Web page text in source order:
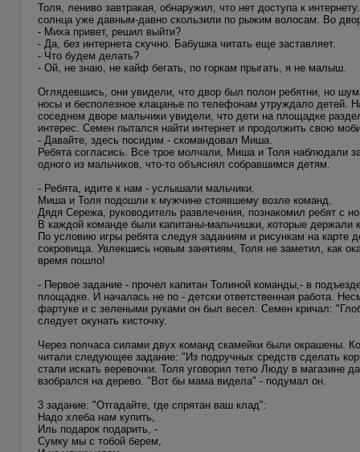
Толя, лениво завтракая, обнаружил, что нет доступа к
солнца уже давным-давно скользили по рыжим волосам. Во
- Миха привет, решил выйти?
- Да, без интернета скучно. Бабушка читать еще заставляет.
- Что будем делать?
- Ой, не знаю, не кайф бегать, по горкам прыгать, я не малыш.
Оглядевшись, они увидели, что двор был полон ребятни, но
носы и бесполезное клацанье по телефонам утруждало
соседнем дворе мальчики увидели, что дети на площадке
интерес. Семен пытался найти интернет и продолжить свою
- Давайте, здесь посидим - скомандовал Миша.
Ребята согласись. Все трое молчали, Миша и Толя наблюдали
одного из мальчиков, что-то объяснял собравшимся детям.
- Ребята, идите к нам - услышали мальчики.
Миша и Толя подошли к мужчине стоявшему возле команд.
Дядя Сережа, руководитель развлечения, познакомил ребят с
В каждой команде были капитаны-мальчишки, которые
По условию игры ребята следуя заданиям и рисункам на
сокровища. Увлекшись новым занятиям, Толя не заметил, как
время пошло!
- Первое задание - прочел капитан Толиной команды,- в
площадке. И началась не по - детски ответственная работа.
фартуке и с зелеными руками он был весел. Семен кричал:
следует окунать кисточку.
Через полчаса силами двух команд скамейки были окрашены.
читали следующее задание: "Из подручных средств сделать
стали искать веревочки. Толя уговорил тетю Люду в магазине
взобрался на дерево. "Вот бы мама видела" - подумал он.
3 задание: "Отгадайте, где спрятан ваш клад":
Надо хлеба нам купить,
Иль подарок подарить, -
Сумку мы с тобой берем,